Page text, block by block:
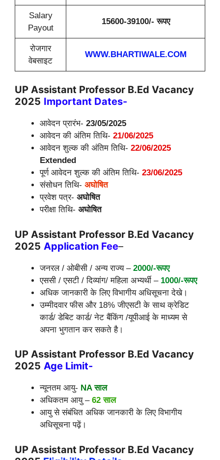
Salary
Payout
15600-39100/- रूपए
रोजगार
वेबसाइट
WWW.BHARTIWALE.COM
UP Assistant Professor B.Ed Vacancy
2025 Important Dates-
आवेदन प्रारंभ- 23/05/2025
आवेदन की अंतिम तिथि- 21/06/2025
आवेदन शुल्क की अंतिम तिथि- 22/06/2025
Extended
पूर्ण आवेदन शुल्क की अंतिम तिथि- 23/06/2025
संसोधन तिथि- अघोषित
प्रवेश पत्र- अघोषित
परीक्षा तिथि- अघोषित
UP Assistant Professor B.Ed Vacancy
2025 Application Fee–
जनरल / ओबीसी / अन्य राज्य – 2000/-रूपए
एससी / एसटी / दिव्यांग/ महिला अभ्यर्थी – 1000/-रूपए
अधिक जानकारी के लिए विभागीय अधिसूचना देखे।
उम्मीदवार फीस और 18% जीएसटी के साथ क्रेडिट
कार्ड/ डेबिट कार्ड/ नेट बैंकिंग /यूपीआई के माध्यम से
अपना भुगतान कर सकते है।
UP Assistant Professor B.Ed Vacancy
2025 Age Limit-
न्यूनतम आयु- NA साल
अधिकतम आयु – 62 साल
आयु से संबंधित अधिक जानकारी के लिए विभागीय
अधिसूचना पढ़ें।
UP Assistant Professor B.Ed Vacancy